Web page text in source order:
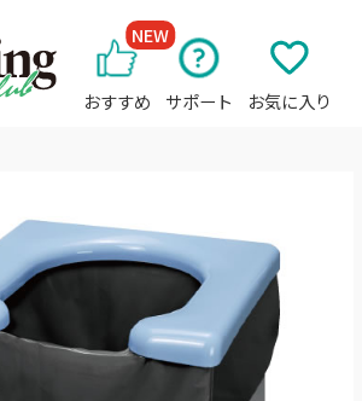
おすすめ
NEW
サポート お気に入り